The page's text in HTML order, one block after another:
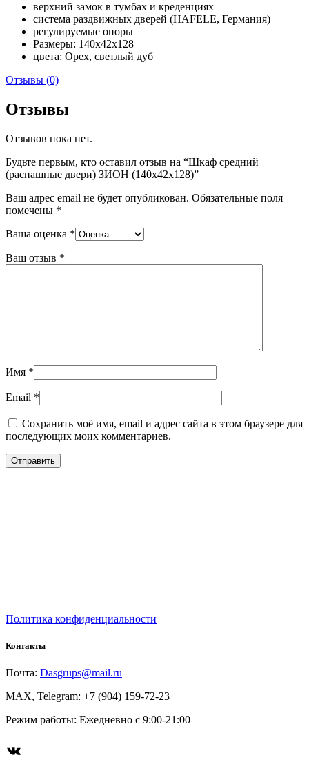
верхний замок в тумбах и креденциях
система раздвижных дверей (HAFELE, Германия)
регулируемые опоры
Размеры: 140x42x128
цвета: Орех, светлый дуб
Отзывы (0)
Отзывы
Отзывов пока нет.
Будьте первым, кто оставил отзыв на “Шкаф средний
(распашные двери) ЗИОН (140x42x128)”
Ваш адрес email не будет опубликован. Обязательные поля
помечены *
Ваша оценка *
Ваш отзыв *
Имя *
Email *
Сохранить моё имя, email и адрес сайта в этом браузере для
последующих моих комментариев.
Политика конфиденциальности
Контакты
Почта: Dasgrups@mail.ru
MAX, Telegram: +7 (904) 159-72-23
Режим работы: Ежедневно с 9:00-21:00
ВКонтакте